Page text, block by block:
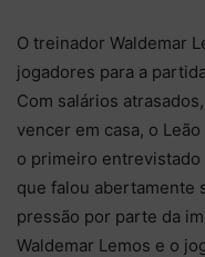
O treinador Waldemar
jogadores para a
Com salários
vencer em casa, o
o primeiro entrevistado
que falou abertamente
pressão por parte da
Waldemar Lemos e o